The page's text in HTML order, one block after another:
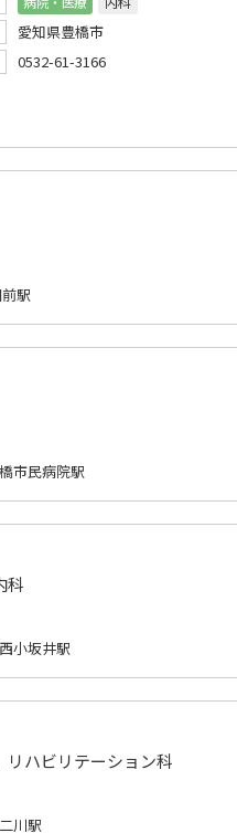
愛知県豊橋市
0532-61-3166
駅
市民病院駅
科
小坂井駅
ハビリテーション科
川駅